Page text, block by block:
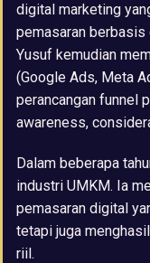
digital marketing
pemasaran berbasis
Yusuf kemudian
(Google Ads, Meta
perancangan funnel
awareness,
Dalam beberapa
industri UMKM. Ia
pemasaran digital
tetapi juga
riil.